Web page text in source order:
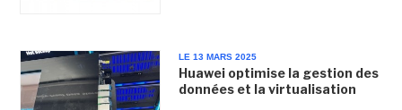
LE 13 MARS 2025
Huawei optimise la gestion des
données et la virtualisation